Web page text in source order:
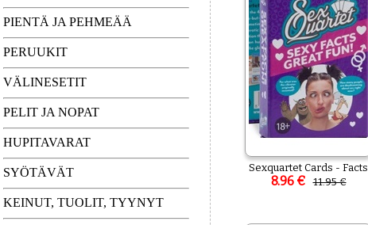
PIENTÄ JA PEHMEÄÄ
PERUUKIT
VÄLINESETIT
PELIT JA NOPAT
HUPITAVARAT
SYÖTÄVÄT
KEINUT, TUOLIT, TYYNYT
Sexquartet Cards - Facts
8.96 € 11.95 €